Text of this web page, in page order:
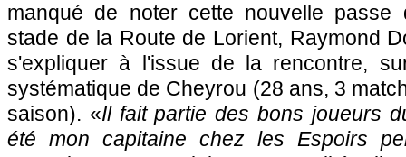
manqué de noter cette nouvelle passe
stade de la Route de Lorient, Raymond
s'expliquer à l'issue de la rencontre,
systématique de Cheyrou (28 ans, 3
saison). «Il fait partie des bons joueurs
été mon capitaine chez les Espoirs